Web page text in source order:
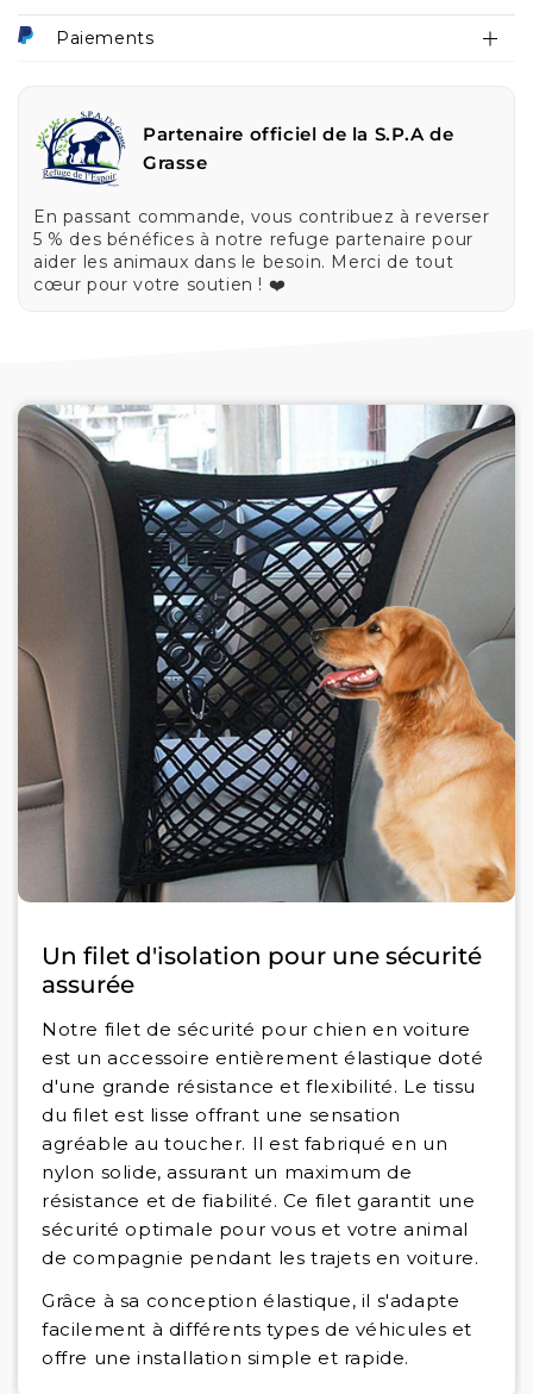
Paiements
Partenaire officiel de la S.P.A de
Grasse
En passant commande, vous contribuez à reverser
5 % des bénéfices à notre refuge partenaire pour
aider les animaux dans le besoin. Merci de tout
cœur pour votre soutien ! ❤️
Un filet d'isolation pour une sécurité
assurée
Notre filet de sécurité pour chien en voiture
est un accessoire entièrement élastique doté
d'une grande résistance et flexibilité. Le tissu
du filet est lisse offrant une sensation
agréable au toucher. Il est fabriqué en un
nylon solide, assurant un maximum de
résistance et de fiabilité. Ce filet garantit une
sécurité optimale pour vous et votre animal
de compagnie pendant les trajets en voiture.
Grâce à sa conception élastique, il s'adapte
facilement à différents types de véhicules et
offre une installation simple et rapide.